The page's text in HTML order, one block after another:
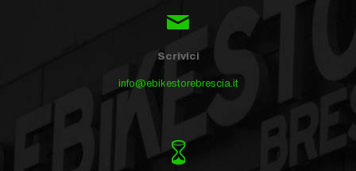
Scrivici
info@ebikestorebrescia.it